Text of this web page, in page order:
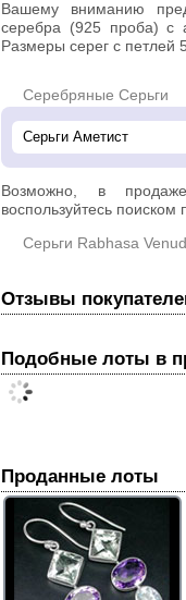
Вашему вниманию предлагаются серьги из стерлингового
серебра (925 проба) с
Размеры серег с петлей
Серебряные Серьги
Возможно, в
воспользуйтесь поиском
Серьги Rabhasa
Отзывы
Подобные лоты в
Проданные лоты